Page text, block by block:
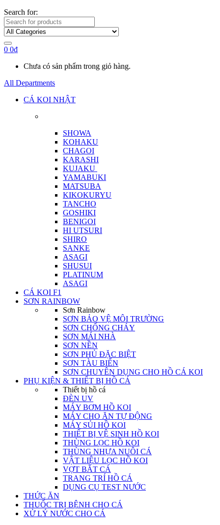
Search for:
0 0₫
Chưa có sản phẩm trong giỏ hàng.
All Departments
CÁ KOI NHẬT
SHOWA
KOHAKU
CHAGOI
KARASHI
KUJAKU
YAMABUKI
MATSUBA
KIKOKURYU
TANCHO
GOSHIKI
BENIGOI
HI UTSURI
SHIRO
SANKE
ASAGI
SHUSUI
PLATINUM
ASAGI
CÁ KOI F1
SƠN RAINBOW
Sơn Rainbow
SƠN BẢO VỆ MÔI TRƯỜNG
SƠN CHỐNG CHÁY
SƠN MÁI NHÀ
SƠN NỀN
SƠN PHỦ ĐẶC BIỆT
SƠN TÀU BIỂN
SƠN CHUYÊN DỤNG CHO HỒ CÁ KOI
PHỤ KIỆN & THIẾT BỊ HỒ CÁ
Thiết bị hồ cá
ĐÈN UV
MÁY BƠM HỒ KOI
MÁY CHO ĂN TỰ ĐỘNG
MÁY SỦI HỒ KOI
THIẾT BỊ VỆ SINH HỒ KOI
THÙNG LỌC HỒ KOI
THÙNG NHỰA NUÔI CÁ
VẬT LIỆU LỌC HỒ KOI
VỢT BẮT CÁ
TRANG TRÍ HỒ CÁ
DỤNG CỤ TEST NƯỚC
THỨC ĂN
THUỐC TRỊ BỆNH CHO CÁ
XỬ LÝ NƯỚC CHO CÁ